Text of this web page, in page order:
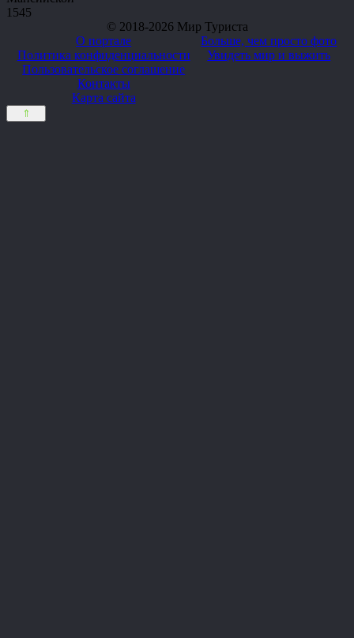
1 545
© 2018-2026 Мир Туриста
О портале
Политика конфиденциальности
Пользовательское соглашение
Контакты
Карта сайта
Больше, чем просто фото
Увидеть мир и выжить